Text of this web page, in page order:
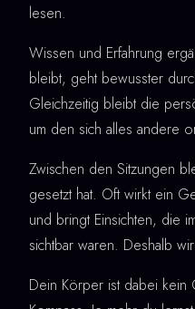
lesen.
Wissen und Erfahrung
bleibt, geht bewusster
Gleichzeitig bleibt die
um den sich alles andere
Zwischen den Sitzungen
gesetzt hat. Oft wirkt ein
und bringt Einsichten, die
sichtbar waren. Deshalb
Dein Körper ist dabei